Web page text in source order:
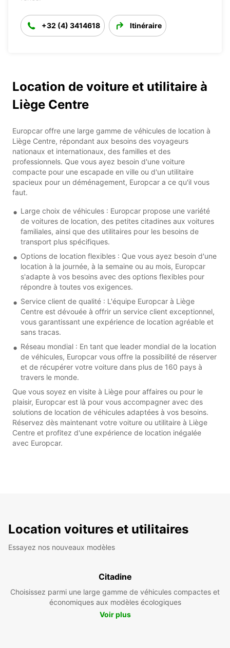
+32 (4) 3414618 Itinéraire
Location de voiture et utilitaire à
Liège Centre
Europcar offre une large gamme de véhicules de location à
Liège Centre, répondant aux besoins des voyageurs
nationaux et internationaux, des familles et des
professionnels. Que vous ayez besoin d'une voiture
compacte pour une escapade en ville ou d'un utilitaire
spacieux pour un déménagement, Europcar a ce qu'il vous
faut.
Large choix de véhicules : Europcar propose une variété
de voitures de location, des petites citadines aux voitures
familiales, ainsi que des utilitaires pour les besoins de
transport plus spécifiques.
Options de location flexibles : Que vous ayez besoin d'une
location à la journée, à la semaine ou au mois, Europcar
s'adapte à vos besoins avec des options flexibles pour
répondre à toutes vos exigences.
Service client de qualité : L'équipe Europcar à Liège
Centre est dévouée à offrir un service client exceptionnel,
vous garantissant une expérience de location agréable et
sans tracas.
Réseau mondial : En tant que leader mondial de la location
de véhicules, Europcar vous offre la possibilité de réserver
et de récupérer votre voiture dans plus de 160 pays à
travers le monde.
Que vous soyez en visite à Liège pour affaires ou pour le
plaisir, Europcar est là pour vous accompagner avec des
solutions de location de véhicules adaptées à vos besoins.
Réservez dès maintenant votre voiture ou utilitaire à Liège
Centre et profitez d'une expérience de location inégalée
avec Europcar.
Location voitures et utilitaires
Essayez nos nouveaux modèles
Citadine
Choisissez parmi une large gamme de véhicules compactes et
économiques aux modèles écologiques
Voir plus